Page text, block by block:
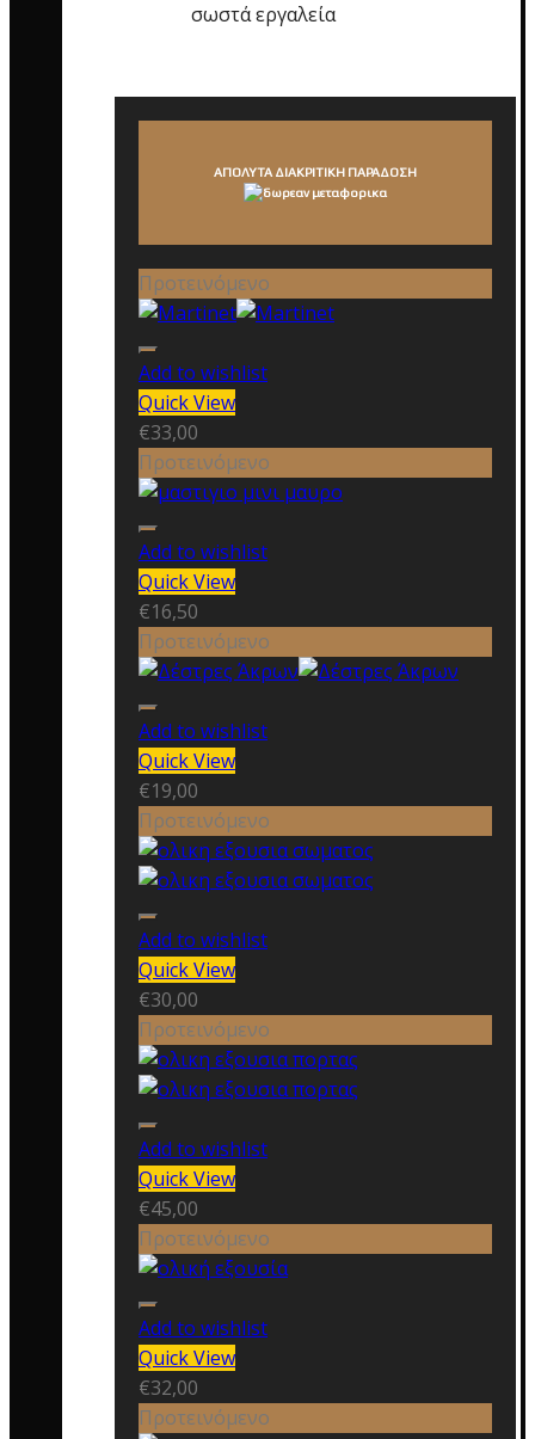
σωστά εργαλεία
ΑΠΟΛΥΤΑ ΔΙΑΚΡΙΤΙΚΗ ΠΑΡΑΔΟΣΗ
Προτεινόμενο
Add to wishlist
Quick View
€33,00
Προτεινόμενο
Add to wishlist
Quick View
€16,50
Προτεινόμενο
Add to wishlist
Quick View
€19,00
Προτεινόμενο
Add to wishlist
Quick View
€30,00
Προτεινόμενο
Add to wishlist
Quick View
€45,00
Προτεινόμενο
Add to wishlist
Quick View
€32,00
Προτεινόμενο